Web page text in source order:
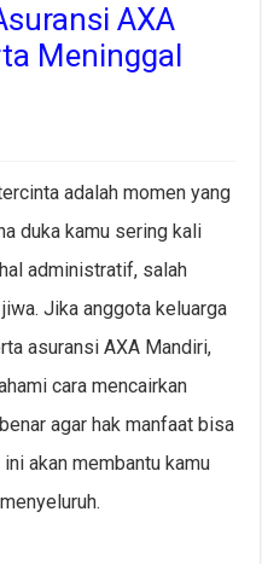
AXA
Meninggal
adalah momen yang
duka kamu sering kali
administratif, salah
Jika anggota keluarga
asuransi AXA Mandiri,
cara mencairkan
agar hak manfaat bisa
akan membantu kamu